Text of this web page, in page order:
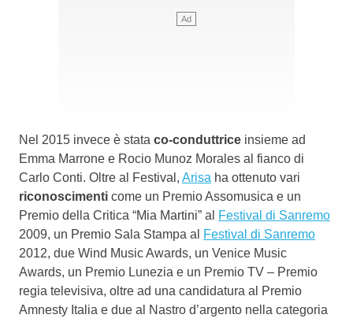
Nel 2015 invece è stata co-conduttrice insieme ad
Emma Marrone e Rocio Munoz Morales al fianco di
Carlo Conti. Oltre al Festival, Arisa ha ottenuto vari
riconoscimenti come un Premio Assomusica e un
Premio della Critica “Mia Martini” al
Festival di Sanremo
2009, un Premio Sala Stampa al
Festival di Sanremo
2012, due Wind Music Awards, un Venice Music
Awards, un Premio Lunezia e un Premio TV – Premio
regia televisiva, oltre ad una candidatura al Premio
Amnesty Italia e due al Nastro d’argento nella categoria